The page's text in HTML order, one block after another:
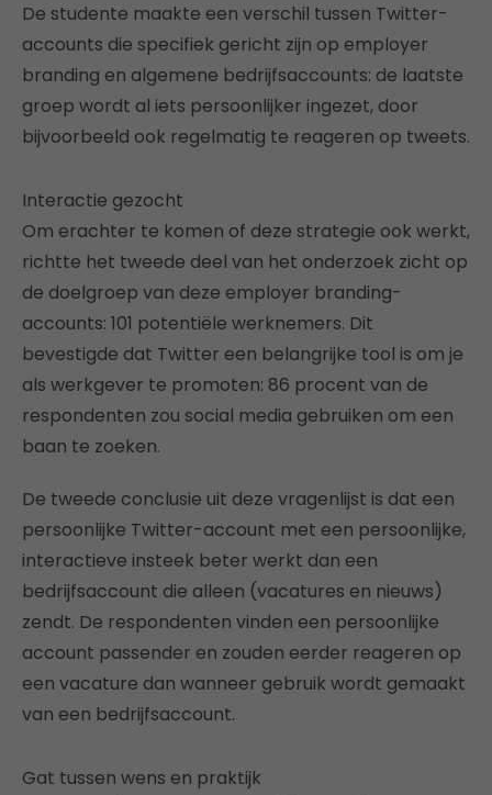
De studente maakte een verschil tussen Twitter-
accounts die specifiek gericht zijn op employer
branding en algemene bedrijfsaccounts: de laatste
groep wordt al iets persoonlijker ingezet, door
bijvoorbeeld ook regelmatig te reageren op tweets.
Interactie gezocht
Om erachter te komen of deze strategie ook werkt,
richtte het tweede deel van het onderzoek zicht op
de doelgroep van deze employer branding-
accounts: 101 potentiële werknemers. Dit
bevestigde dat Twitter een belangrijke tool is om je
als werkgever te promoten: 86 procent van de
respondenten zou social media gebruiken om een
baan te zoeken.
De tweede conclusie uit deze vragenlijst is dat een
persoonlijke Twitter-account met een persoonlijke,
interactieve insteek beter werkt dan een
bedrijfsaccount die alleen (vacatures en nieuws)
zendt. De respondenten vinden een persoonlijke
account passender en zouden eerder reageren op
een vacature dan wanneer gebruik wordt gemaakt
van een bedrijfsaccount.
Gat tussen wens en praktijk